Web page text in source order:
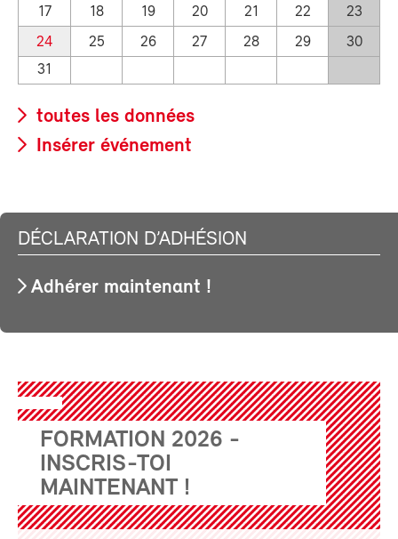
17
18 19 20 21 22
23
24
25 26 27 28 29
30
31
toutes les données
Insérer événement
DÉCLARATION D’ADHÉSION
Adhérer maintenant !
FORMATION 2026 -
INSCRIS-TOI
MAINTENANT !